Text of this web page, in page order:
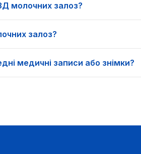
молочних залоз?
залоз?
медичні записи або знімки?